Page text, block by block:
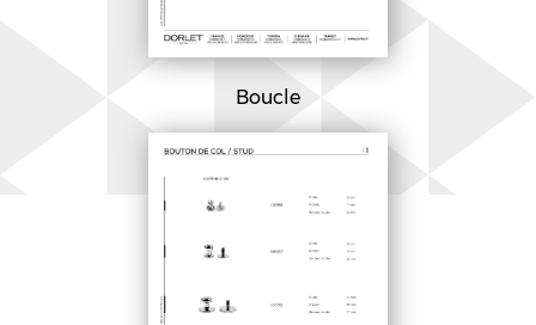
Boucle